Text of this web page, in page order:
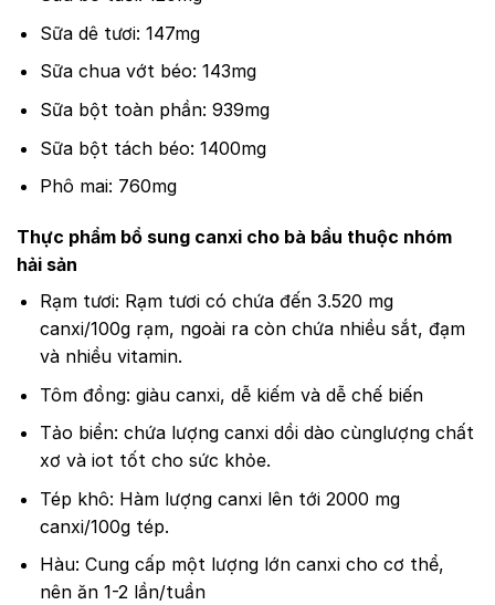
Sữa dê tươi: 147mg
Sữa chua vớt béo: 143mg
Sữa bột toàn phần: 939mg
Sữa bột tách béo: 1400mg
Phô mai: 760mg
Thực phẩm bổ sung canxi cho bà bầu thuộc nhóm
hải sản
Rạm tươi: Rạm tươi có chứa đến 3.520 mg
canxi/100g rạm, ngoài ra còn chứa nhiều sắt, đạm
và nhiều vitamin.
Tôm đồng: giàu canxi, dễ kiếm và dễ chế biến
Tảo biển: chứa lượng canxi dồi dào cùnglượng chất
xơ và iot tốt cho sức khỏe.
Tép khô: Hàm lượng canxi lên tới 2000 mg
canxi/100g tép.
Hàu: Cung cấp một lượng lớn canxi cho cơ thể,
nên ăn 1-2 lần/tuần